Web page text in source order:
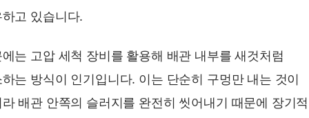
고 있습니다.
는 고압 세척 장비를 활용해 배관 내부를 새것처럼
는 방식이 인기입니다. 이는 단순히 구멍만 내는 것이
배관 안쪽의 슬러지를 완전히 씻어내기 때문에 장기